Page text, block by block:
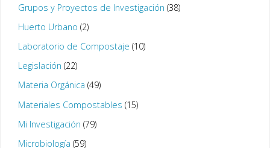
Grupos y Proyectos de Investigación (38)
Huerto Urbano (2)
Laboratorio de Compostaje (10)
Legislación (22)
Materia Orgánica (49)
Materiales Compostables (15)
Mi Investigación (79)
Microbiología (59)